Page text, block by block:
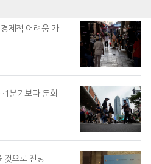
제적 어려움 가
분기보다 둔화
것으로 전망